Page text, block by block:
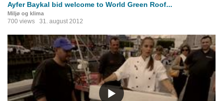
Ayfer Baykal bid welcome to World Green Roof...
Miljø og klima
700 views 31. august 2012